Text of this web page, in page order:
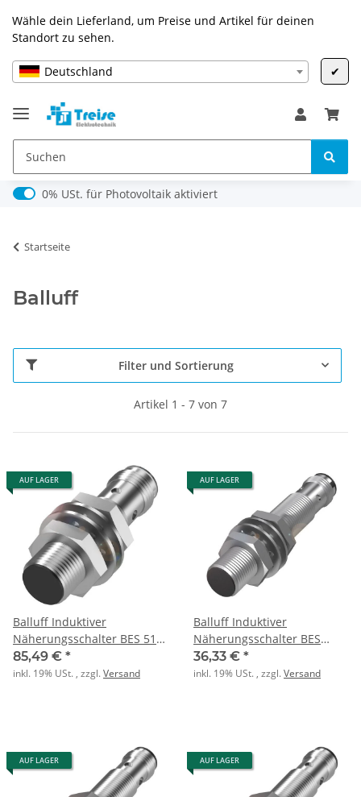
Wähle dein Lieferland, um Preise und Artikel für deinen
Standort zu sehen.
Deutschland ✔
0% USt. für Photovoltaik (§ 12 Abs. 3 UStG)
0% USt. für Photovoltaik aktiviert
Startseite
Balluff
Filter und Sortierung
Artikel 1 - 7 von 7
AUF LAGER
Balluff Induktiver
Näherungsschalter BES 516-
325-G-E5-C-S4
85,49 € *
inkl. 19% USt. , zzgl.Versand
AUF LAGER
Balluff Induktiver
Näherungsschalter BES
M12MI-PSC40B-S04G
36,33 € *
inkl. 19% USt. , zzgl.Versand
AUF LAGER AUF LAGER